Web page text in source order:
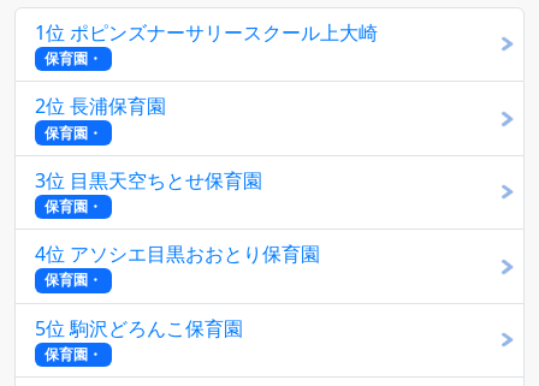
1位 ポピンズナーサリースクール上大崎
保育園・
2位 長浦保育園
保育園・
3位 目黒天空ちとせ保育園
保育園・
4位 アソシエ目黒おおとり保育園
保育園・
5位 駒沢どろんこ保育園
保育園・